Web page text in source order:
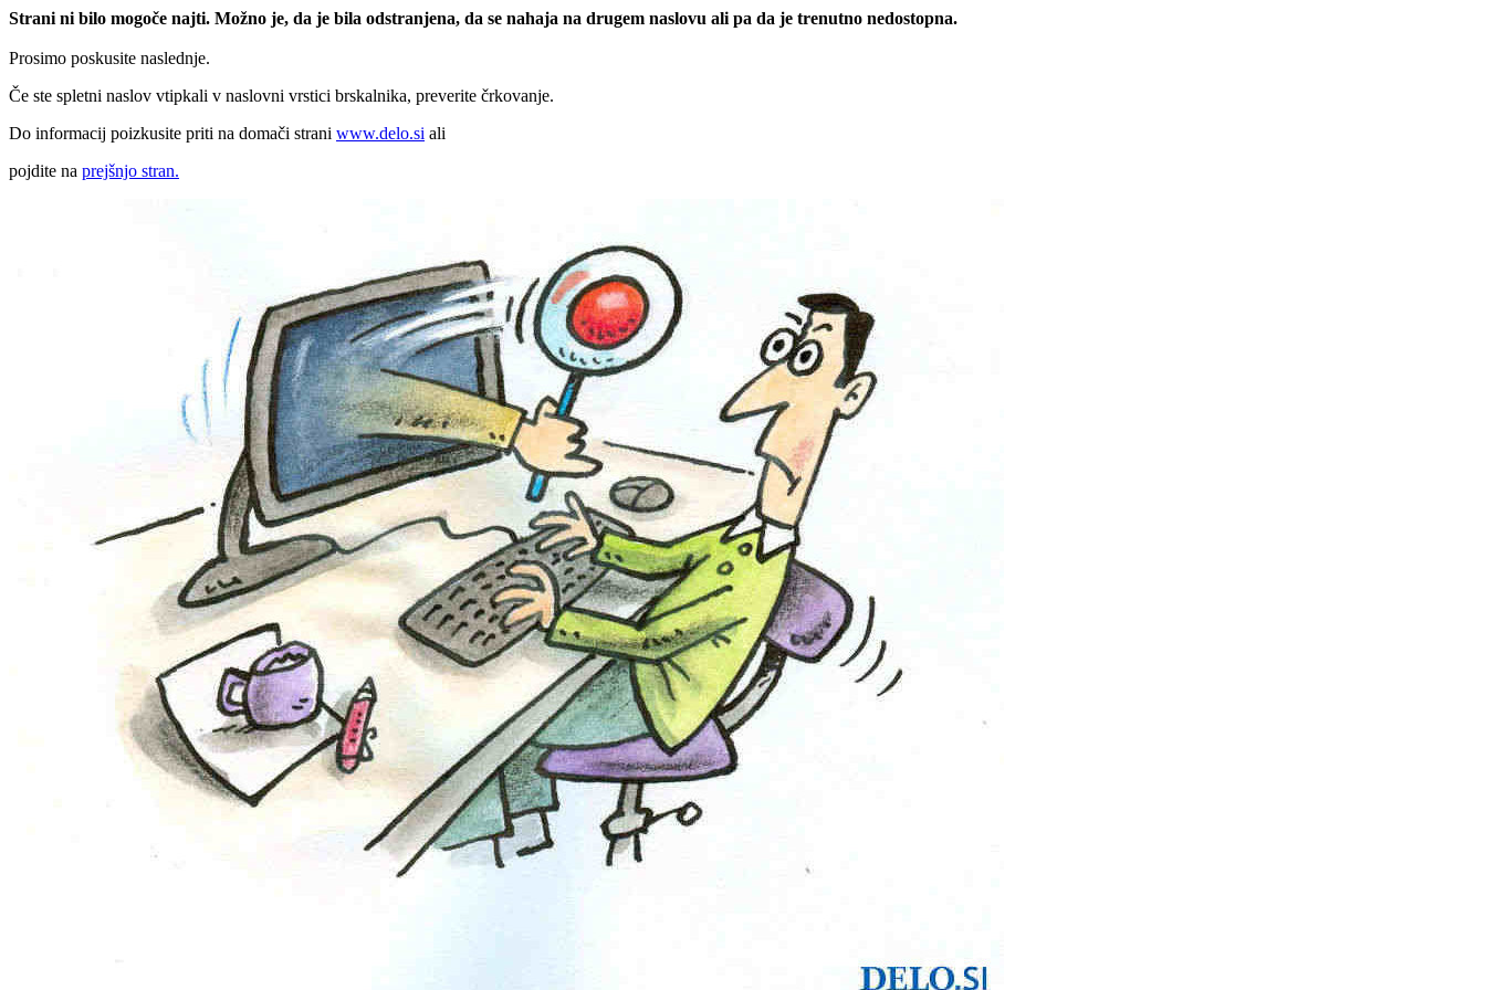
Strani ni bilo mogoče najti. Možno je, da je bila odstranjena, da se nahaja na drugem naslovu ali pa da je trenutno nedostopna.
Prosimo poskusite naslednje.
Če ste spletni naslov vtipkali v naslovni vrstici brskalnika, preverite črkovanje.
Do informacij poizkusite priti na domači strani www.delo.si ali
pojdite na prejšnjo stran.